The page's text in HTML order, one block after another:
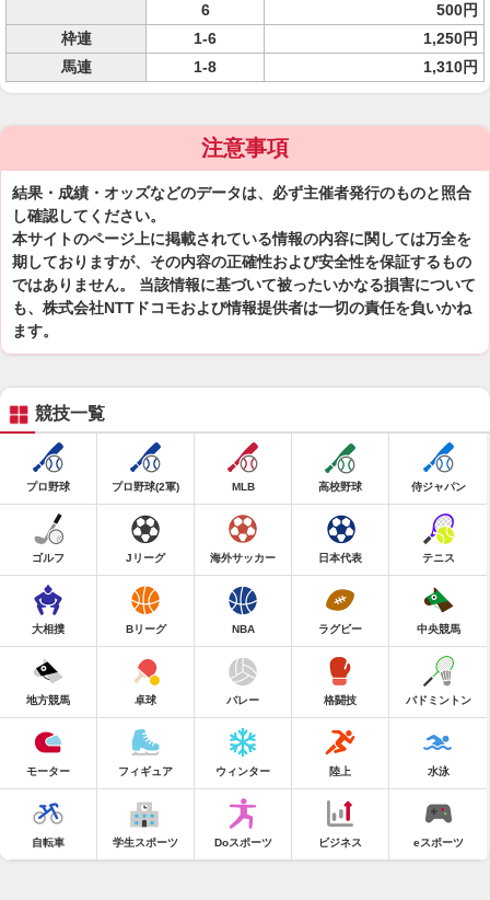
6
500円
枠連
1-6
1,250円
馬連
1-8 1,310円
注意事項
結果・成績・オッズなどのデータは、必ず主催者発行のものと照合
し確認してください。
本サイトのページ上に掲載されている情報の内容に関しては万全を
期しておりますが、その内容の正確性および安全性を保証するもの
ではありません。 当該情報に基づいて被ったいかなる損害について
も、株式会社NTTドコモおよび情報提供者は一切の責任を負いかね
ます。
競技一覧
プロ野球 プロ野球(2軍) MLB 高校野球 侍ジャパン
ゴルフ Jリーグ 海外サッカー 日本代表 テニス
大相撲 Bリーグ NBA ラグビー 中央競馬
地方競馬 卓球 バレー 格闘技 バドミントン
モーター フィギュア ウィンター 陸上 水泳
自転車 学生スポーツ Doスポーツ ビジネス eスポーツ